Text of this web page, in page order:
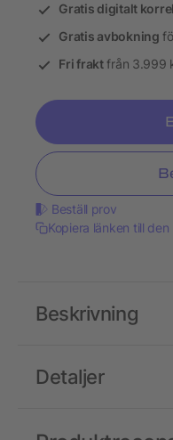
Gratis digitalt
Gratis avbokning
Fri fraktfrån 3.999
Beställ prov
Kopiera länken till
Detaljer
Beskrivning